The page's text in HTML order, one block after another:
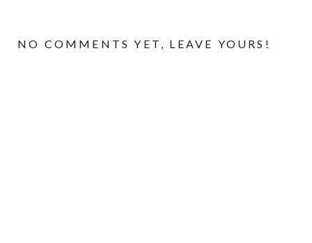
NO COMMENTS YET, LEAVE YOURS!